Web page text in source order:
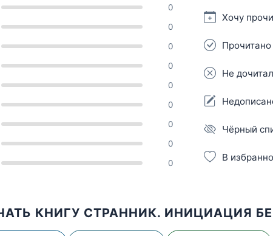
0
0
0
0
0
0
0
0
0
Хочу
Прочитано
Не дочитал
Чёрный
В
КНИГУ СТРАННИК. ИНИЦИАЦИЯ